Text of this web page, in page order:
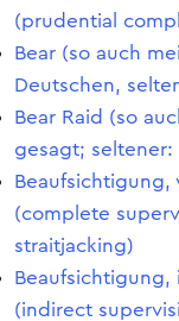
(prudential
Bear (so auch
Deutschen,
Bear Raid (so
gesagt; seltener:
Beaufsichtigung,
(complete
straitjacking)
Beaufsichtigung,
(indirect